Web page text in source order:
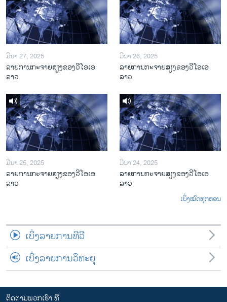
ມີນາ 27, 2025
ລາຍການກະຈາຍສຽງຂອງວີໂອເອ
ລາວ
ມີນາ 26, 2025
ລາຍການກະຈາຍສຽງຂອງວີໂອເອ
ລາວ
ມີນາ 25, 2025
ລາຍການກະຈາຍສຽງຂອງວີໂອເອ
ລາວ
ມີນາ 24, 2025
ລາຍການກະຈາຍສຽງຂອງວີໂອເອ
ລາວ
ເບິ່ງໝົດທຸກຕອນ
ເບິ່ງລາຍການທີວີ
ເບິ່ງລາຍການວິທະຍຸ
ຕິດຕາມພວກເຮົາ ທີ່